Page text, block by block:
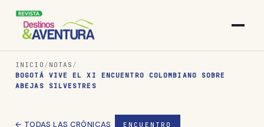
INICIO / NOTAS /
BOGOTÁ VIVE EL XI ENCUENTRO COLOMBIANO SOBRE
ABEJAS SILVESTRES
← TODAS LAS CRÓNICAS ENCUENTRO